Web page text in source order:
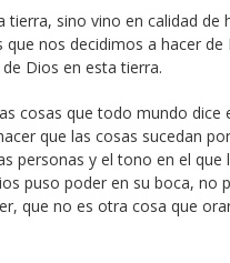
tierra, sino vino en calidad
nos decidimos a hacer
Dios en esta tierra.
cosas que todo mundo
que las cosas sucedan
personas y el tono en el
puso poder en su boca, no
que no es otra cosa que